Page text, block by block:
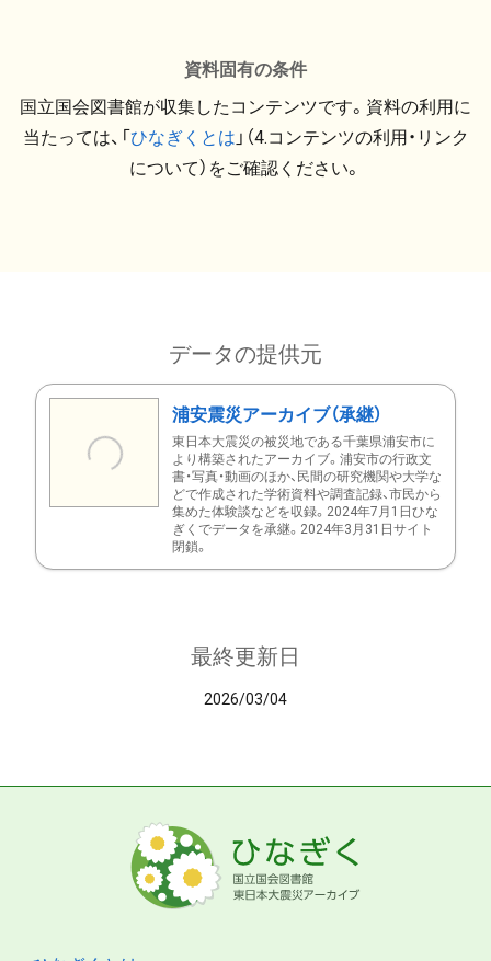
資料固有の条件
国立国会図書館が収集したコンテンツです。資料の利用に
当たっては、「ひなぎくとは 」（4.コンテンツの利用・リンク
について）をご確認ください。
データの提供元
浦安震災アーカイブ（承継）
東日本大震災の被災地である千葉県浦安市に
より構築されたアーカイブ。浦安市の行政文
書・写真・動画のほか、民間の研究機関や大学な
どで作成された学術資料や調査記録、市民から
集めた体験談などを収録。2024年7月1日ひな
ぎくでデータを承継。2024年3月31日サイト
閉鎖。
最終更新日
2026/03/04